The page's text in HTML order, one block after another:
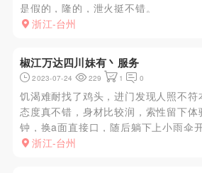
是假的，隆的，泄火挺不错。
浙江-台州
椒江万达四川妹有丶服务
2023-07-24 229 1 0
饥渴难耐找了鸡头，进门发现人照不符
态度真不错，身材比较润，索性留下
钟，换a面直接口，随后躺下上小雨伞
验还不错，妹子让我直接加了微信说下
浙江-台州